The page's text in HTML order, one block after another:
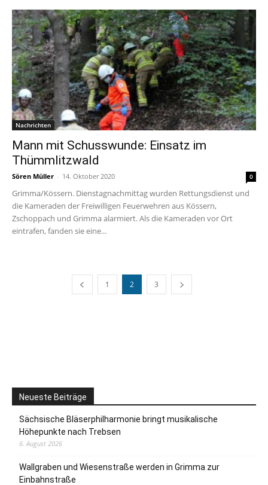
Nachrichten
Mann mit Schusswunde: Einsatz im
Thümmlitzwald
Sören Müller - 14. Oktober 2020 0
Grimma/Kössern. Dienstagnachmittag wurden Rettungsdienst und
die Kameraden der Freiwilligen Feuerwehren aus Kössern,
Zschoppach und Grimma alarmiert. Als die Kameraden vor Ort
eintrafen, fanden sie eine...
1 2 3
Neueste Beiträge
Sächsische Bläserphilharmonie bringt musikalische
Höhepunkte nach Trebsen
6. August 2026
Wallgraben und Wiesenstraße werden in Grimma zur
Einbahnstraße